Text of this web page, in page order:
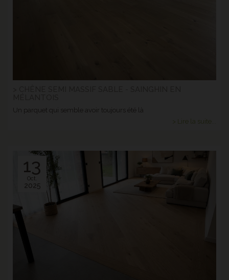
Un parquet qui semble avoir toujours été là
> Lire la suite...
13
Oct.
2025